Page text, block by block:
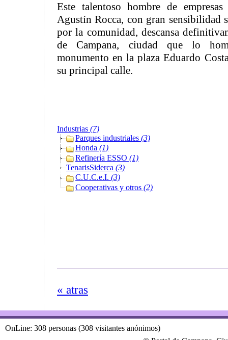
Este talentoso hombre de
Agustín Rocca, con gran sensibilidad
por la comunidad, descansa
de Campana, ciudad que lo
monumento en la plaza Eduardo
su principal calle.
Industrias (7)
Parques industriales (3)
Honda (1)
Refinería ESSO (1)
TenarisSiderca (3)
C.U.C.e.I. (3)
Cooperativas y otros (2)
« atras
OnLine: 308 personas (308 visitantes anónimos)